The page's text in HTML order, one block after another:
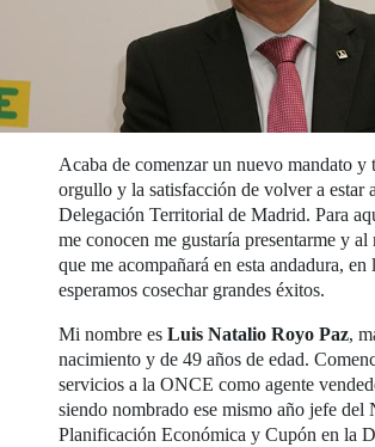
Acaba de comenzar un nuevo mandato y
orgullo y la satisfacción de volver a estar
Delegación Territorial de Madrid. Para
me conocen me gustaría presentarme y
que me acompañará en esta andadura, en
esperamos cosechar grandes éxitos.
Mi nombre esLuis Natalio Royo Paz,
nacimiento y de 49 años de edad.
servicios a la ONCE como agente
siendo nombrado ese mismo año jefe del
Planificación Económica y Cupón en la